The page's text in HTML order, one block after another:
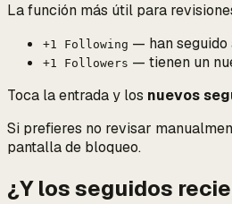
La función más útil para
+1 Following — han seguido
+1 Followers — tienen un
Toca la entrada y los nuevos
Si prefieres no revisar
pantalla de bloqueo.
¿Y los seguidos